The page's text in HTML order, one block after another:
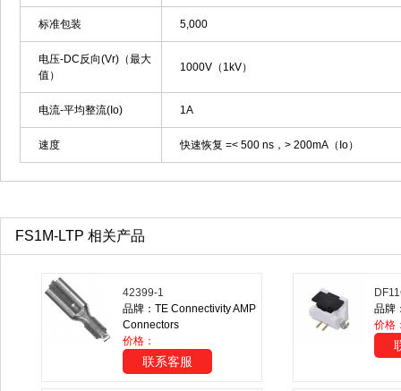
标准包装 5,000
电压-DC反向(Vr)（最大
值）
1000V（1kV）
电流-平均整流(Io) 1A
速度 快速恢复 =< 500 ns，> 200mA（Io）
FS1M-LTP 相关产品
42399-1
品牌：TE Connectivity AMP
Connectors
价格：
联系客服
品牌
价格